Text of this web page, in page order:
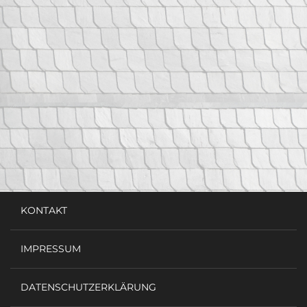
KONTAKT
IMPRESSUM
DATENSCHUTZERKLÄRUNG